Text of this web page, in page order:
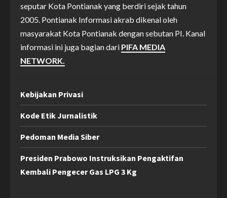
seputar Kota Pontianak yang berdiri sejak tahun
2005. Pontianak Informasi akrab dikenal oleh
masyarakat Kota Pontianak dengan sebutan PI. Kanal
informasi ini juga bagian dari PIFA MEDIA
NETWORK.
Kebijakan Privasi
Kode Etik Jurnalistik
Pedoman Media Siber
Presiden Prabowo Instruksikan Pengaktifan
Kembali Pengecer Gas LPG 3 Kg